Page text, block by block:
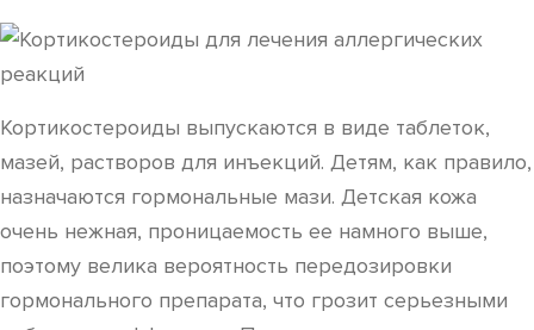
Кортикостероиды выпускаются в виде таблеток,
мазей, растворов для инъекций. Детям, как правило,
назначаются гормональные мази. Детская кожа
очень нежная, проницаемость ее намного выше,
поэтому велика вероятность передозировки
гормонального препарата, что грозит серьезными